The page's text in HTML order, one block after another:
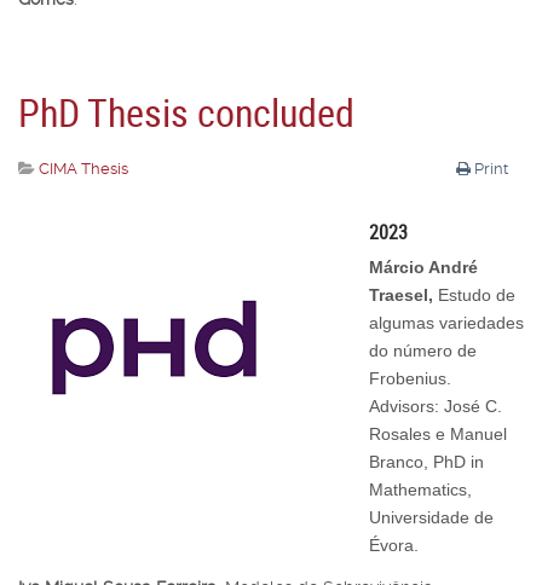
PhD Thesis concluded
Print
CIMA Thesis
2023
Márcio André
Traesel, Estudo de
algumas variedades
do número de
Frobenius.
Advisors: José C.
Rosales e Manuel
Branco, PhD in
Mathematics,
Universidade de
Évora.